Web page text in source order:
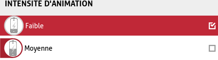
INTENSITÉ D'ANIMATION
Faible
Moyenne